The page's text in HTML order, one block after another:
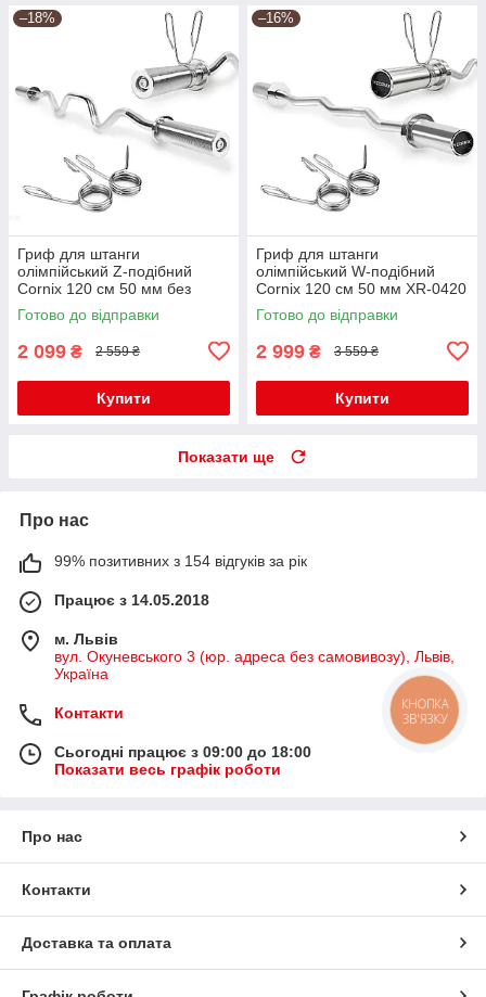
–18%
Гриф для штанги
олімпійський Z-подібний
Cornix 120 см 50 мм без
підшипників XR-0421
Готово до відправки
2 099 ₴ 2 559 ₴
Купити
–16%
Гриф для штанги
олімпійський W-подібний
Cornix 120 см 50 мм XR-0420
Готово до відправки
2 999 ₴ 3 559 ₴
Купити
Показати ще
Про нас
99% позитивних з 154 відгуків за рік
Працює з 14.05.2018
м. Львів
вул. Окуневського 3 (юр. адреса без самовивозу), Львів,
Україна
Контакти
Сьогодні працює з 09:00 до 18:00
Показати весь графік роботи
Про нас
Контакти
Доставка та оплата
КНОПКА
ЗВ'ЯЗКУ